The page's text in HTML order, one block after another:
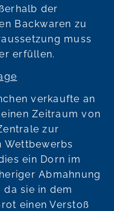
der
Backwaren zu
muss
erfüllen.
verkaufte an
Zeitraum von
zur
Wettbewerbs
ein Dorn im
Abmahnung
sie in dem
einen Verstoß